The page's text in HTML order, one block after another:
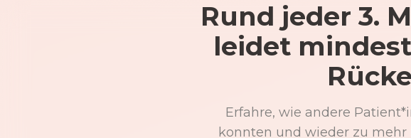
Rund jeder 3.
leidet
Erfahre, wie andere
konnten und wieder zu